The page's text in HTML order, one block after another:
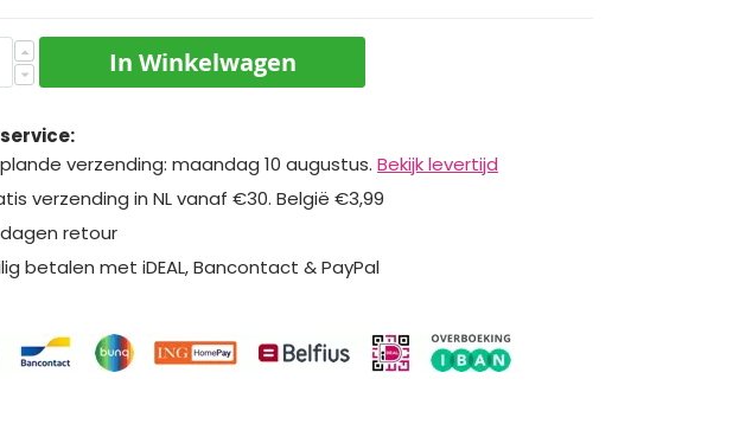
In Winkelwagen
verzending: maandag 10 augustus. Bekijk levertijd
verzending in NL vanaf €30. België €3,99
retour
betalen met iDEAL, Bancontact & PayPal